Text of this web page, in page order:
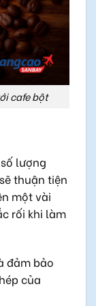
cafe bột
lượng
thuận tiện
một vài
rối khi làm
đảm bảo
của